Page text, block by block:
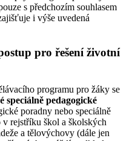
s předchozím souhlasem
i výše uvedená
pro řešení životní
programu pro žáky se
speciálně pedagogické
poradny nebo speciálně
v rejstříku škol a školských
a tělovýchovy (dále jen